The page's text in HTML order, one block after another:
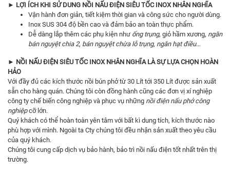
► LỢI ÍCH KHI SỬ DUNG NỒI NẤU ĐIỆN SIÊU TỐC INOX NHÂN NGHĨA
Vận hành đơn giản, tiết kiệm thời gian và công sức cho người dùng.
Inox SUS 304 độ bền cao và đảm bảo an toàn thực phẩm.
Dễ dàng lắp thêm các phụ kiện như ống trụng, giỏ hầm xương, ngăn
bán nguyệt chia 2, bán nguyệt chừa lỗ trụng, ngăn hạt điều…
► NỒI NẤU ĐIỆN SIÊU TỐC INOX NHÂN NGHĨA LÀ SỰ LỰA CHỌN HOÀN
HẢO
Với đầy đủ các kích thước nồi bún phở từ 30 Lít tới 350 Lít được sản xuất
sẵn cho hàng quán. Chúng tôi còn đồng hành cũng các đơn vị xí nghiệp
công ty chế biến công nghiệp và phục vụ những nồi điện nấu phở công
nghiệpcỡ lớn.
Quý khách có thể hoàn toàn yên tâm với bất kì dung tích, kích thước nào
phù hợp với mình. Ngoài ta Cty chúng tôi đều nhận sản xuất theo yêu cầu
của quý khách.
Chúng tôi cung cấp dịch vụ bảo hành, bảo trì nồi nấu điện tốt nhất trên thị
trường.